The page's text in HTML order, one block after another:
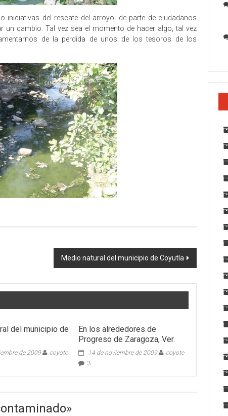
iniciativas del rescate del arroyo, de parte de ciudadanos
un cambio. Tal vez sea el momento de hacer algo, tal vez
de la perdida de unos de los tesoros de los
Medio natural del municipio de Coyutla
del municipio de
de 2009
coyote
En los alrededores de
Progreso de Zaragoza, Ver.
14 de noviembre de 2009
coyote
3
»